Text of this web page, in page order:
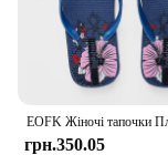
грн.350.05